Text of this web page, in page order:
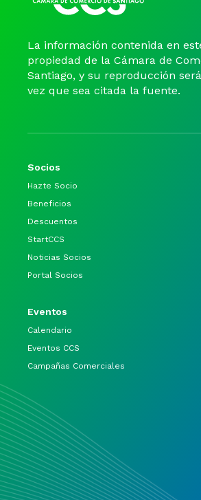
La información contenida en
propiedad de la Cámara de
Santiago, y su reproducción
vez que sea citada la fuente.
Socios
Hazte Socio
Beneficios
Descuentos
StartCCS
Noticias Socios
Portal Socios
Eventos
Calendario
Eventos CCS
Campañas Comerciales